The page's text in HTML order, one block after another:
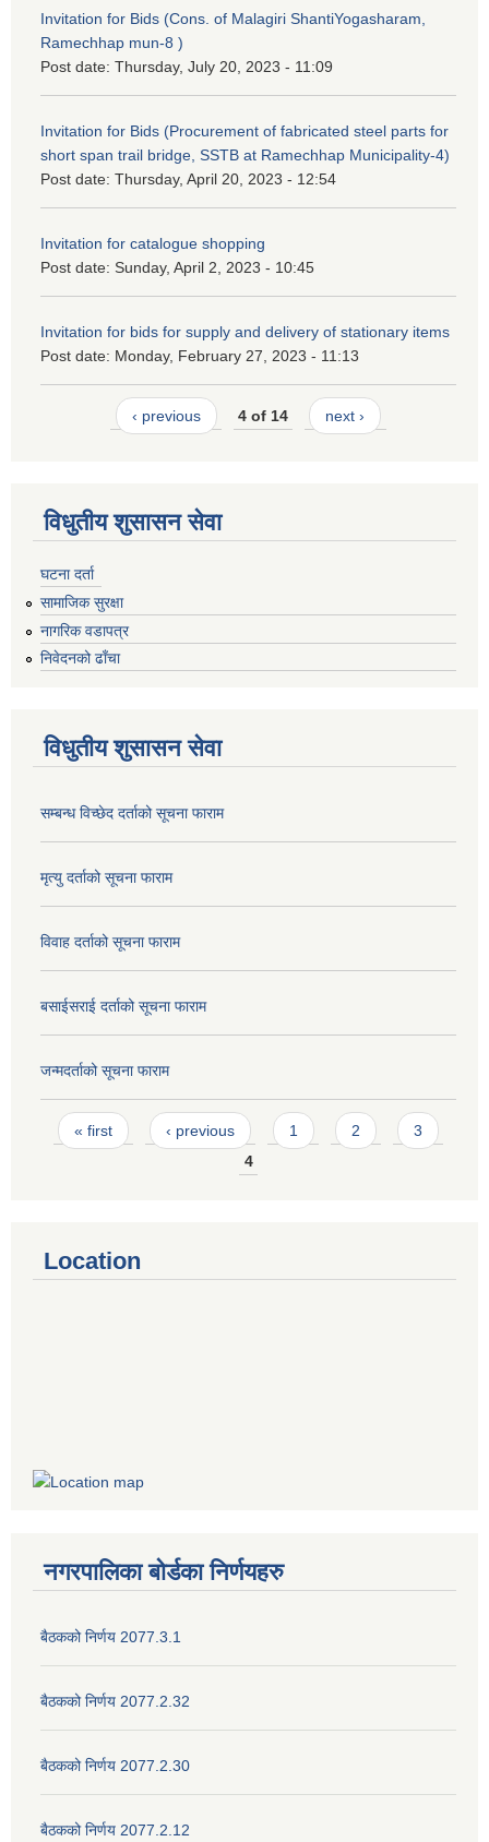
Invitation for Bids (Cons. of Malagiri ShantiYogasharam,
Ramechhap mun-8 )
Post date: Thursday, July 20, 2023 - 11:09
Invitation for Bids (Procurement of fabricated steel parts for
short span trail bridge, SSTB at Ramechhap Municipality-4)
Post date: Thursday, April 20, 2023 - 12:54
Invitation for catalogue shopping
Post date: Sunday, April 2, 2023 - 10:45
Invitation for bids for supply and delivery of stationary items
Post date: Monday, February 27, 2023 - 11:13
‹ previous 4 of 14 next ›
विधुतीय शुसासन सेवा
घटना दर्ता
सामाजिक सुरक्षा
नागरिक वडापत्र
निवेदनको ढाँचा
विधुतीय शुसासन सेवा
सम्बन्ध विच्छेद दर्ताको सूचना फाराम
मृत्यु दर्ताको सूचना फाराम
विवाह दर्ताको सूचना फाराम
बसाईसराई दर्ताको सूचना फाराम
जन्मदर्ताको सूचना फाराम
Pages
« first ‹ previous 1 2
3
4
Location
नगरपालिका बोर्डका निर्णयहरु
बैठकको निर्णय 2077.3.1
बैठकको निर्णय 2077.2.32
बैठकको निर्णय 2077.2.30
बैठकको निर्णय 2077.2.12